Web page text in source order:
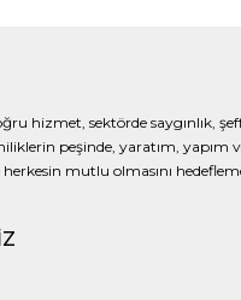
hizmet, sektörde saygınlık,
peşinde, yaratım, yapım
herkesin mutlu olmasını